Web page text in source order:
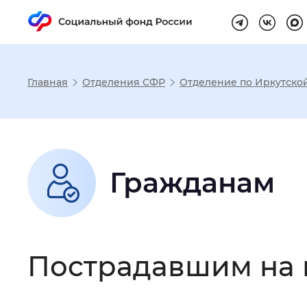
Настройка
Размер шрифта
Шрифт
Интервал между буквами:
Главная Отделения СФР Отделение по
Гражданам
Пострадавшим на